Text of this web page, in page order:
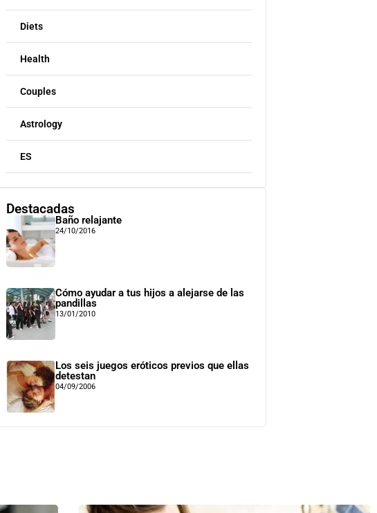
Diets
Health
Couples
Astrology
ES
Destacadas
Baño relajante
24/10/2016
Cómo ayudar a tus hijos a alejarse de las
pandillas
13/01/2010
Los seis juegos eróticos previos que ellas
detestan
04/09/2006